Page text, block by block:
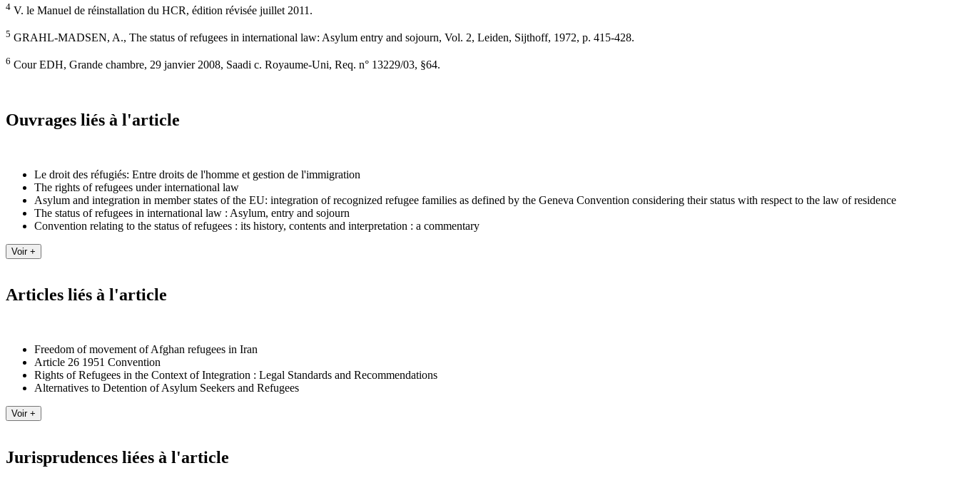
4 V. le Manuel de réinstallation du HCR, édition révisée juillet 2011.
5 GRAHL-MADSEN, A., The status of refugees in international law: Asylum entry and sojourn, Vol. 2, Leiden, Sijthoff, 1972, p. 415-428.
6 Cour EDH, Grande chambre, 29 janvier 2008, Saadi c. Royaume-Uni, Req. n° 13229/03, §64.
Ouvrages liés à l'article
Le droit des réfugiés: Entre droits de l'homme et gestion de l'immigration
The rights of refugees under international law
Asylum and integration in member states of the EU: integration of recognized refugee families as defined by the Geneva Convention considering their status with respect to the law of residence
The status of refugees in international law : Asylum, entry and sojourn
Convention relating to the status of refugees : its history, contents and interpretation : a commentary
Articles liés à l'article
Freedom of movement of Afghan refugees in Iran
Article 26 1951 Convention
Rights of Refugees in the Context of Integration : Legal Standards and Recommendations
Alternatives to Detention of Asylum Seekers and Refugees
Jurisprudences liées à l'article